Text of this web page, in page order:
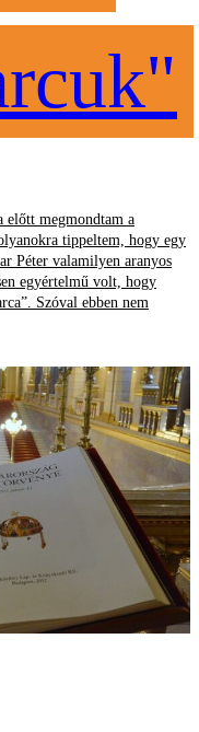
előtt megmondtam a
tippeltem, hogy egy
Péter valamilyen aranyos
egyértelmű volt, hogy
Szóval ebben nem